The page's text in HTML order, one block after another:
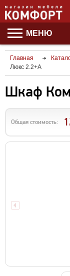
МЕНЮ
Главная
Люкс 2.2+А
Шкаф
Общая стоимость: